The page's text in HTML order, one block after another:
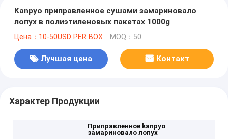
Kanpyo приправленное сушами замариновало
лопух в полиэтиленовых пакетах 1000g
Цена：10-50USD PER BOX MOQ：50
Лучшая цена Контакт
Характер Продукции
Приправленное kanpyo
замариновало лопух